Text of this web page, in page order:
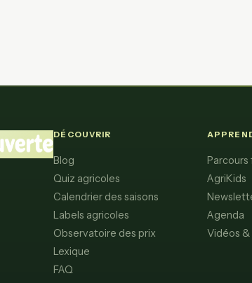
DÉCOUVRIR
Blog
Quiz agricoles
Calendrier des saisons
Labels agricoles
Observatoire des prix
Lexique
FAQ
Parcours
AgriKids
Agenda
Vidéos